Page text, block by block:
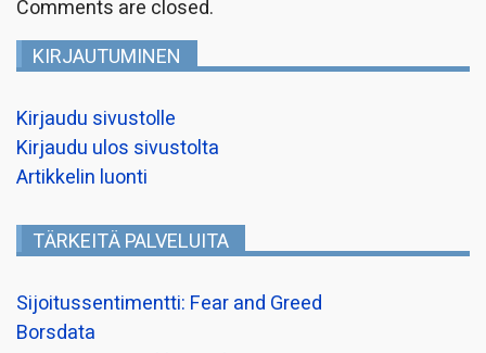
Comments are closed.
KIRJAUTUMINEN
Kirjaudu sivustolle
Kirjaudu ulos sivustolta
Artikkelin luonti
TÄRKEITÄ PALVELUITA
Sijoitussentimentti: Fear and Greed
Borsdata